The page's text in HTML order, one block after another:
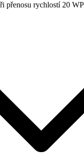
přenosu rychlostí 20